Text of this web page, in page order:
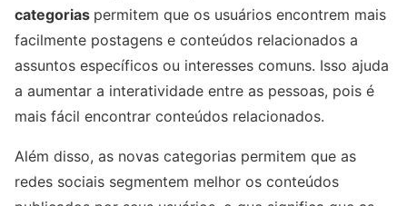
categorias permitem que os usuários encontrem mais
facilmente postagens e conteúdos relacionados a
assuntos específicos ou interesses comuns. Isso ajuda
a aumentar a interatividade entre as pessoas, pois é
mais fácil encontrar conteúdos relacionados.
Além disso, as novas categorias permitem que as
redes sociais segmentem melhor os conteúdos